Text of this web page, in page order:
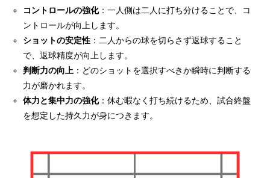
コントロールの強化：一人側は二人に打ち分けることで、コ
ントロールが向上します。
ショットの安定性 ：二人からの球を切らさず返球すること
で、返球精度が向上します。
判断力の向上 ：どのショットを選択すべきか瞬時に判断する
力が磨かれます。
体力と集中力の強化：休む暇なく打ち続けるため、試合終盤
を想定した持久力が身につきます。